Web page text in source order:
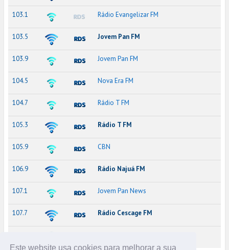
Este website usa cookies para melhorar a sua
103.1 Rádio Evangelizar FM
103.5 Jovem Pan FM
103.9 Jovem Pan FM
104.5 Nova Era FM
104.7 Rádio T FM
105.3 Rádio T FM
105.9 CBN
106.9 Rádio Najuá FM
107.1 Jovem Pan News
107.7 Rádio Cescage FM